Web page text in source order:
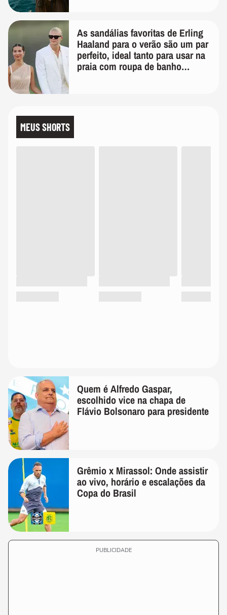
As sandálias favoritas de Erling
Haaland para o verão são um par
perfeito, ideal tanto para usar na
praia com roupa de banho
MEUS SHORTS
Quem é Alfredo Gaspar,
escolhido vice na chapa de
Flávio Bolsonaro para presidente
Grêmio x Mirassol: Onde assistir
ao vivo, horário e escalações da
Copa do Brasil
PUBLICIDADE